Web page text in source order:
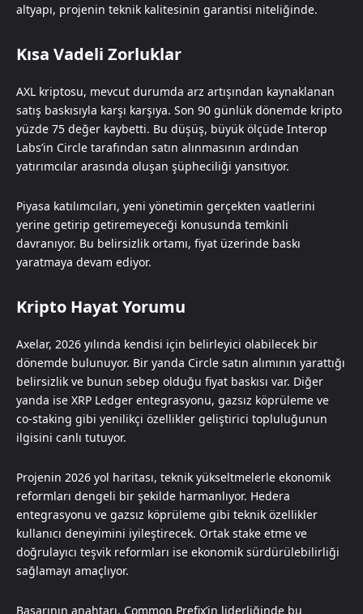
altyapı, projenin teknik kalitesinin garantisi niteliğinde.
Kısa Vadeli Zorluklar
AXL kriptosu, mevcut durumda arz artışından kaynaklanan
satış baskısıyla karşı karşıya. Son 90 günlük dönemde kripto
yüzde 75 değer kaybetti. Bu düşüş, büyük ölçüde Interop
Labs’in Circle tarafından satın alınmasının ardından
yatırımcılar arasında oluşan şüpheciliği yansıtıyor.
Piyasa katılımcıları, yeni yönetimin gerçekten vaatlerini
yerine getirip getiremeyeceği konusunda temkinli
davranıyor. Bu belirsizlik ortamı, fiyat üzerinde baskı
yaratmaya devam ediyor.
Kripto Hayat Yorumu
Axelar, 2026 yılında kendisi için belirleyici olabilecek bir
dönemde bulunuyor. Bir yanda Circle satın alımının yarattığı
belirsizlik ve bunun sebep olduğu fiyat baskısı var. Diğer
yanda ise XRP Ledger entegrasyonu, gazsız köprüleme ve
co-staking gibi yenilikçi özellikler geliştirici topluluğunun
ilgisini canlı tutuyor.
Projenin 2026 yol haritası, teknik yükseltmelerle ekonomik
reformları dengeli bir şekilde harmanlıyor. Hedera
entegrasyonu ve gazsız köprüleme gibi teknik özellikler
kullanıcı deneyimini iyileştirecek. Ortak stake etme ve
doğrulayıcı teşvik reformları ise ekonomik sürdürülebilirliği
sağlamayı amaçlıyor.
Başarının anahtarı, Common Prefix’in liderliğinde bu